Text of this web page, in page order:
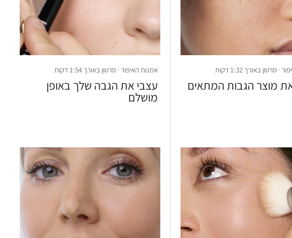
סרטון באורך 1:32 דקות
מוצר הגבות המתאים
אמנות האיפור · סרטון באורך 1:54 דקות
עצבי את הגבה שלך באופן
מושלם